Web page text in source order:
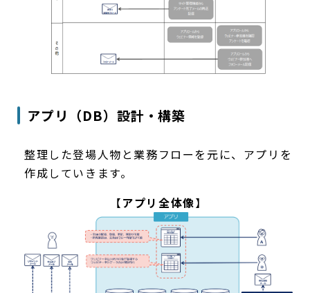
アプリ（DB）設計・構築
整理した登場人物と業務フローを元に、アプリを
作成していきます。
【アプリ全体像】